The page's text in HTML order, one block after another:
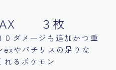
３枚
０ダメージも追加かつ重
やパチリスの足りな
れるポケモン